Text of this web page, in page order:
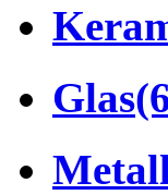
Glas